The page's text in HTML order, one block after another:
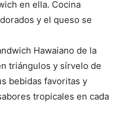
en ella. Cocina
y el queso se
Hawaiano de la
triángulos y sírvelo de
bebidas favoritas y
tropicales en cada